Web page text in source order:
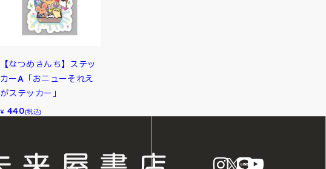
【なつめさんち】ステッ
カーA「おニューそれえ
がステッカー」
¥ 440(税込)
instagram
X LINE